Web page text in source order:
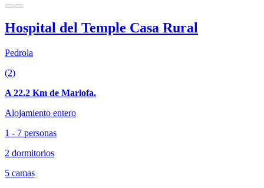
Hospital del Temple Casa Rural
Pedrola
(2)
A 22.2 Km de Marlofa.
Alojamiento entero
1 - 7 personas
2 dormitorios
5 camas